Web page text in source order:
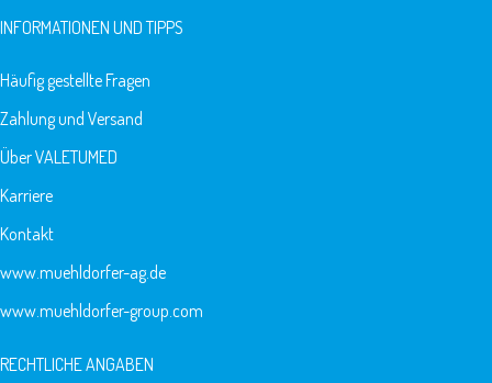
INFORMATIONEN UND TIPPS
Häufig gestellte Fragen
Zahlung und Versand
Über VALETUMED
Karriere
Kontakt
www.muehldorfer-ag.de
www.muehldorfer-group.com
RECHTLICHE ANGABEN